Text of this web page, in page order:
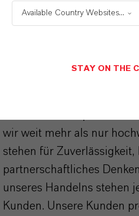
wir weit mehr als nur
stehen für
partnerschaftliches
unseres Handelns stehen
Kunden. Unsere Kunden
Available Country Websites...
STAY ON THE